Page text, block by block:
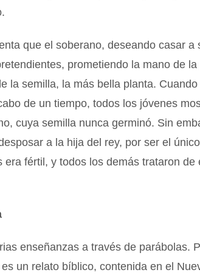
que el soberano, deseando casar a
prometiendo la mano de
la semilla, la más bella planta. Cuando
de un tiempo, todos los jóvenes
cuya semilla nunca germinó. Sin
a la hija del rey, por ser el
fértil, y todos los demás trataron de
enseñanzas a través de parábolas.
un relato bíblico, contenida en el